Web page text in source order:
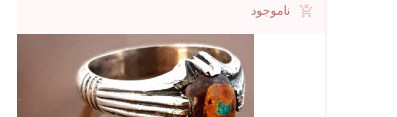
ناموجود